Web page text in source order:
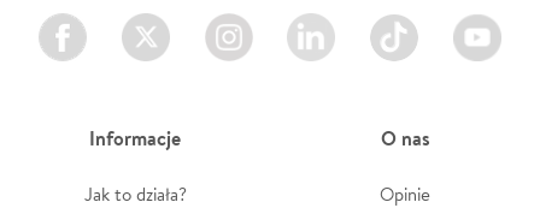
Facebook Twitter Instagram LinkedIn TikTok Youtube
Informacje
Jak to działa?
O nas
Opinie